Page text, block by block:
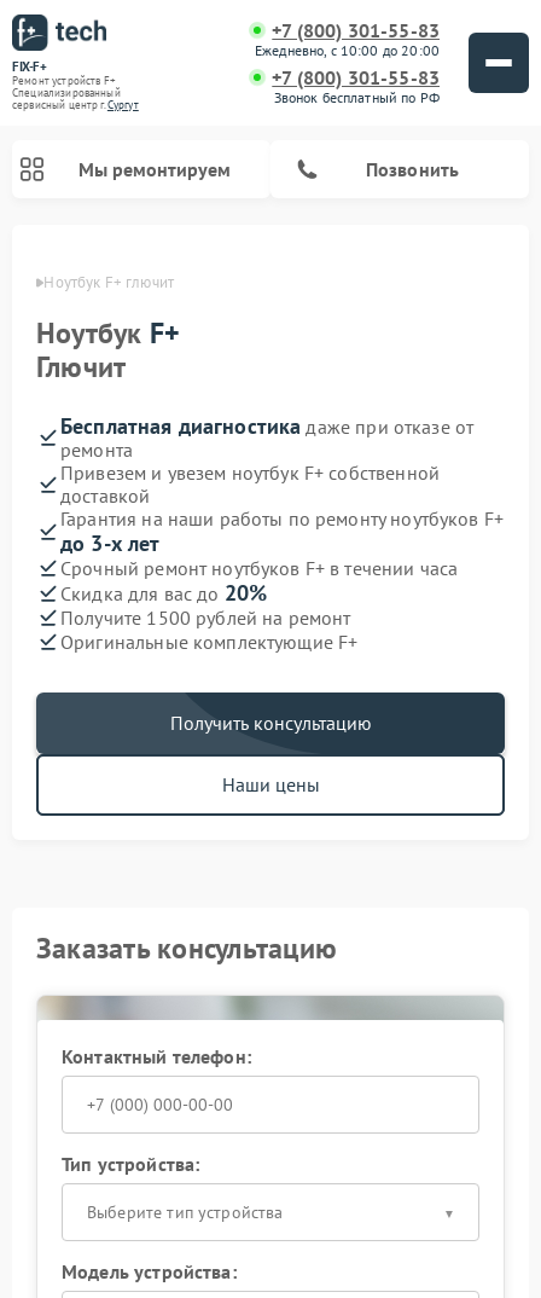
FIX-F+
Ремонт устройств F+
Специализированный
cервисный центр г.Сургут
+7 (800) 301-55-83
Ежедневно, с 10:00 до 20:00
+7 (800) 301-55-83
Звонок бесплатный по РФ
Мы ремонтируем Позвонить
Ноутбук F+ глючит
Ноутбук F+
Глючит
Бесплатная диагностика даже при отказе от
ремонта
Привезем и увезем ноутбук F+ собственной
доставкой
Гарантия на наши работы по ремонту ноутбуков F+
до 3-х лет
Срочный ремонт ноутбуков F+ в течении часа
Скидка для вас до 20%
Получите 1500 рублей на ремонт
Оригинальные комплектующие F+
Получить консультацию
Наши цены
Заказать консультацию
Контактный телефон:
Тип устройства:
Выберите тип устройства
Модель устройства: